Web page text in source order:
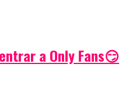
a Only Fans😏